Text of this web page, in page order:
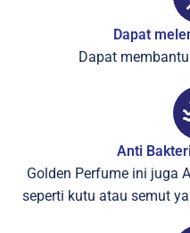
Dapat
Dapat
Anti
Golden Perfume ini juga
seperti kutu atau semut